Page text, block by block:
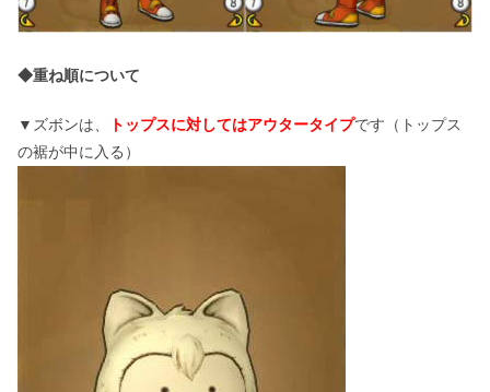
◆重ね順について
▼ズボンは、 トップスに対してはアウタータイプです（トップス
の裾が中に入る）